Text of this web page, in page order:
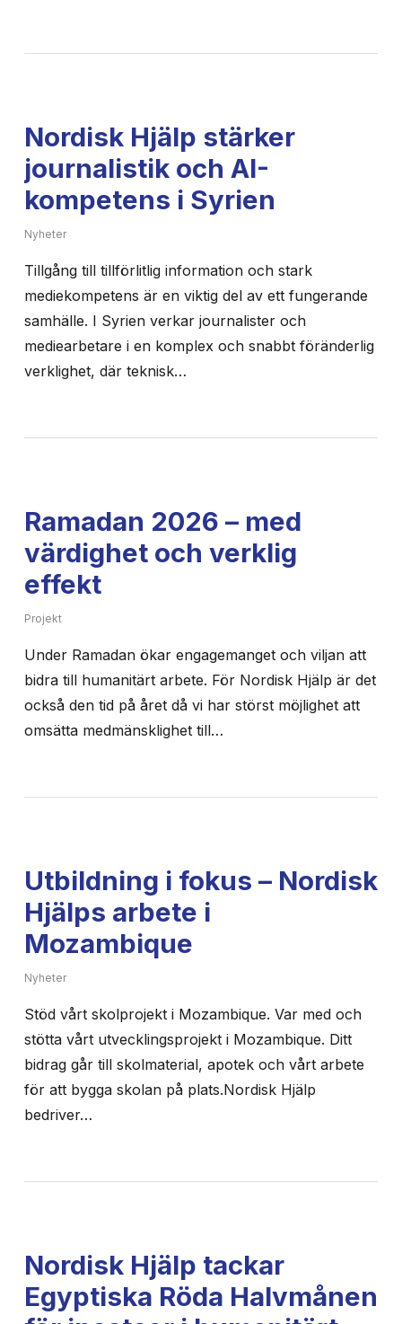
Nordisk Hjälp stärker
journalistik och AI-
kompetens i Syrien
Nyheter
Tillgång till tillförlitlig information och stark
mediekompetens är en viktig del av ett fungerande
samhälle. I Syrien verkar journalister och
mediearbetare i en komplex och snabbt föränderlig
verklighet, där teknisk…
Ramadan 2026 – med
värdighet och verklig
effekt
Projekt
Under Ramadan ökar engagemanget och viljan att
bidra till humanitärt arbete. För Nordisk Hjälp är det
också den tid på året då vi har störst möjlighet att
omsätta medmänsklighet till…
Utbildning i fokus – Nordisk
Hjälps arbete i
Mozambique
Nyheter
Stöd vårt skolprojekt i Mozambique. Var med och
stötta vårt utvecklingsprojekt i Mozambique. Ditt
bidrag går till skolmaterial, apotek och vårt arbete
för att bygga skolan på plats.Nordisk Hjälp
bedriver…
Nordisk Hjälp tackar
Egyptiska Röda Halvmånen